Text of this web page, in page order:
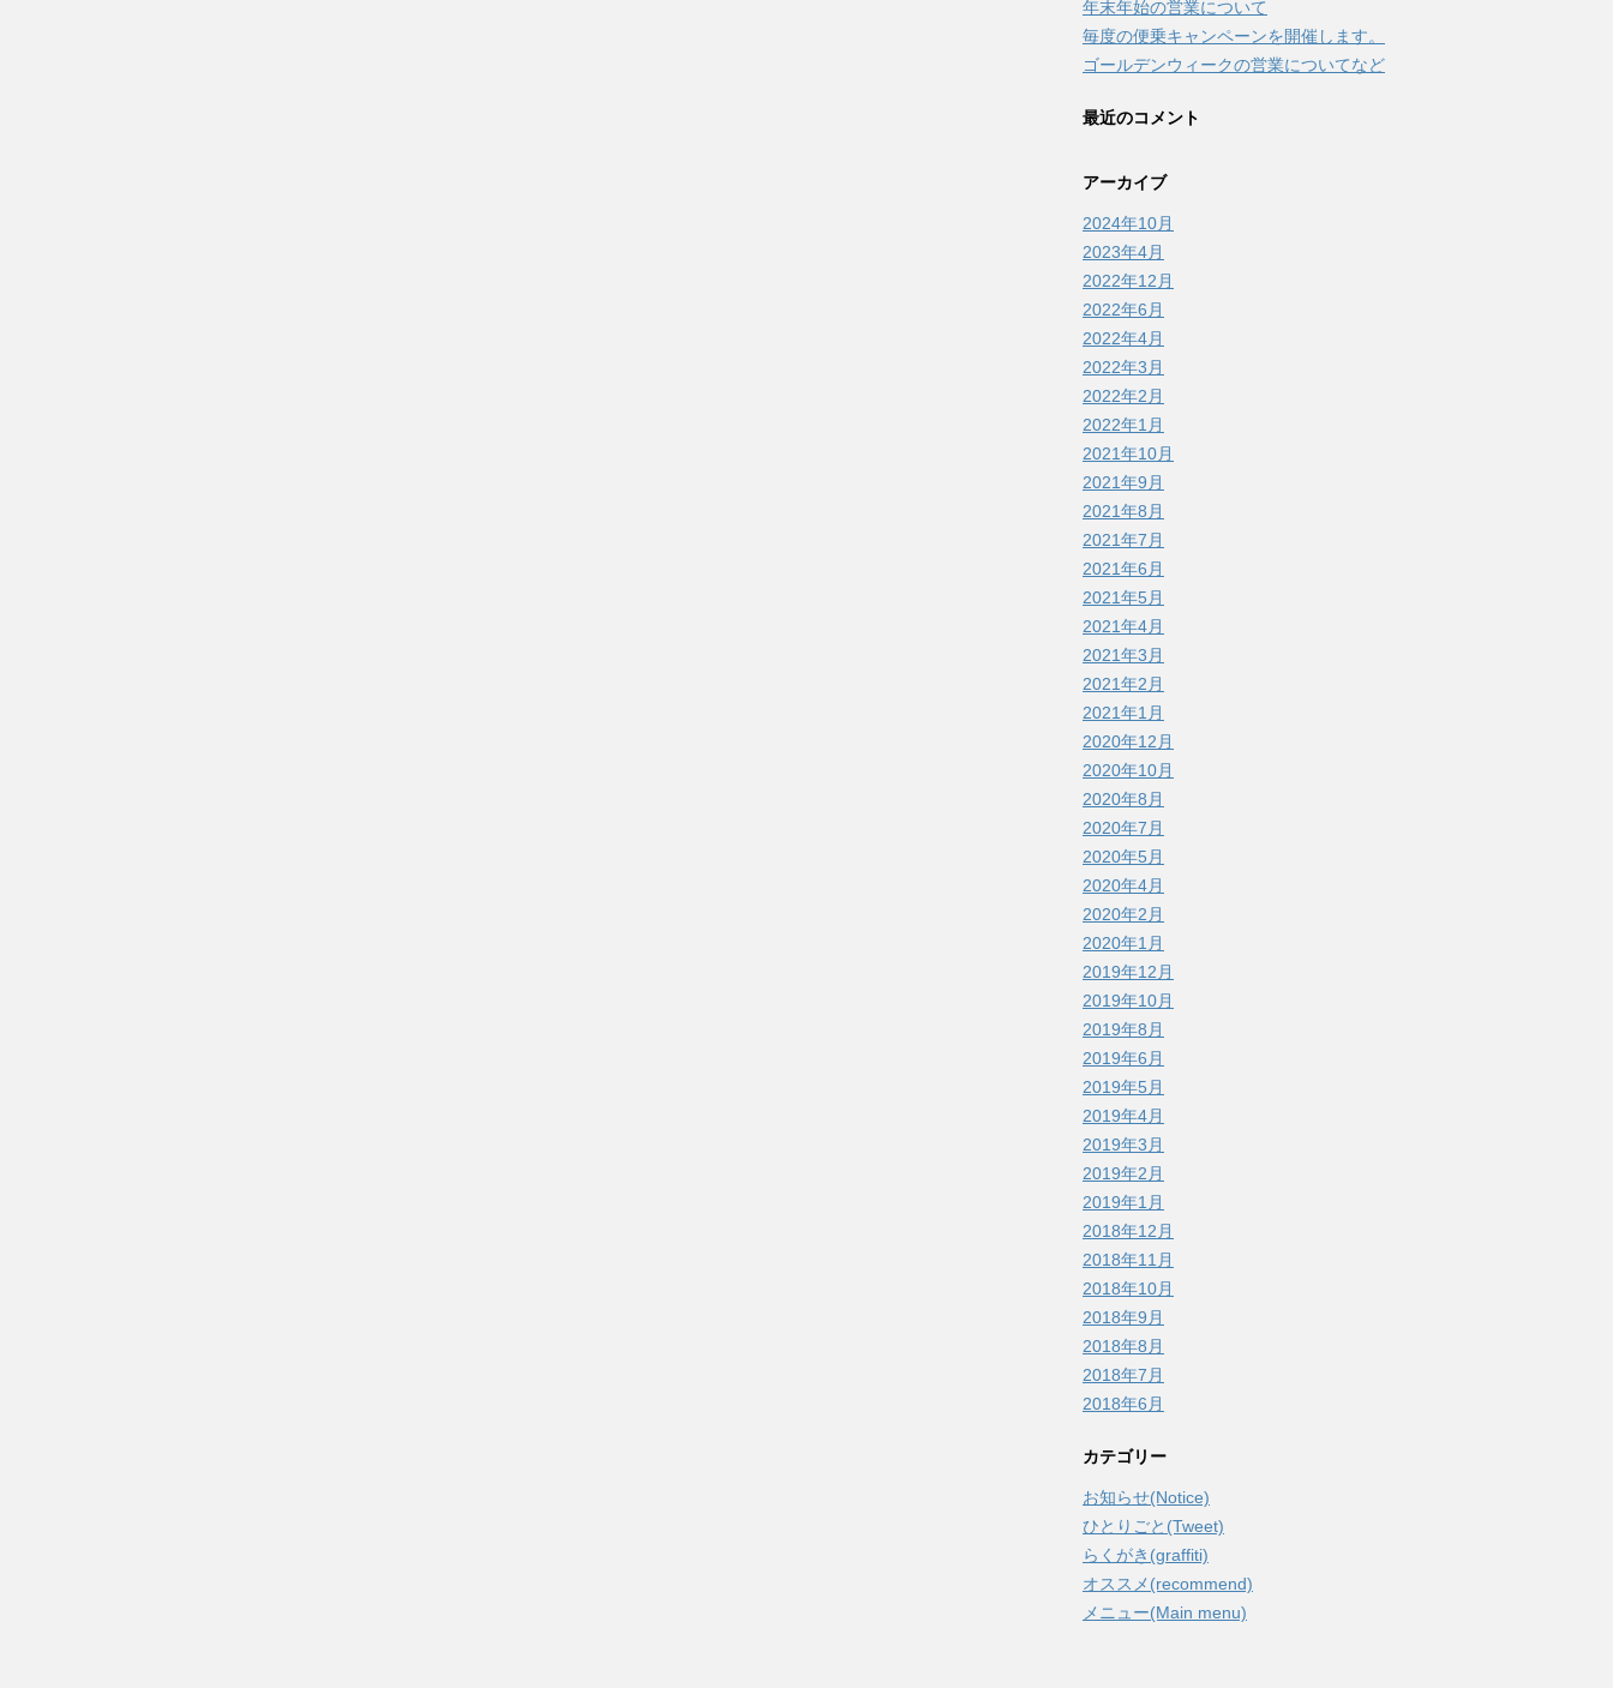
年末年始の営業について
毎度の便乗キャンペーンを開催します。
ゴールデンウィークの営業についてなど
最近のコメント
アーカイブ
2024年10月
2023年4月
2022年12月
2022年6月
2022年4月
2022年3月
2022年2月
2022年1月
2021年10月
2021年9月
2021年8月
2021年7月
2021年6月
2021年5月
2021年4月
2021年3月
2021年2月
2021年1月
2020年12月
2020年10月
2020年8月
2020年7月
2020年5月
2020年4月
2020年2月
2020年1月
2019年12月
2019年10月
2019年8月
2019年6月
2019年5月
2019年4月
2019年3月
2019年2月
2019年1月
2018年12月
2018年11月
2018年10月
2018年9月
2018年8月
2018年7月
2018年6月
カテゴリー
お知らせ(Notice)
ひとりごと(Tweet)
らくがき(graffiti)
オススメ(recommend)
メニュー(Main menu)